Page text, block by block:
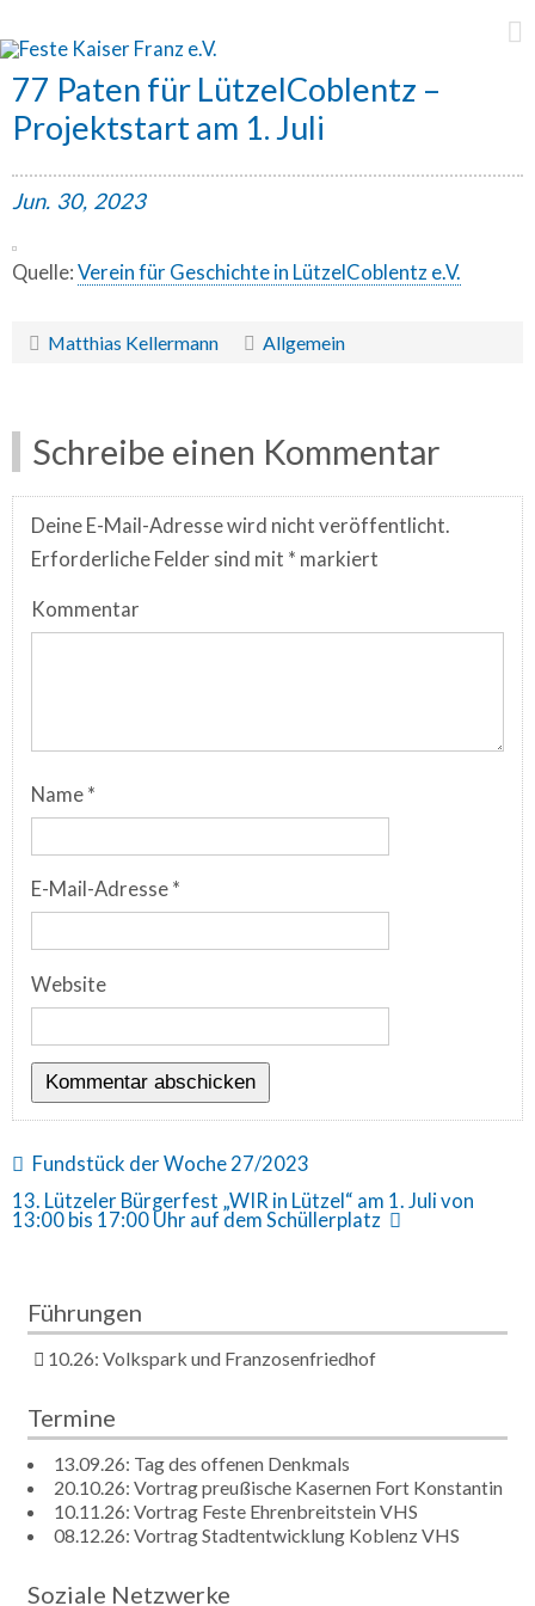
77 Paten für LützelCoblentz –
Projektstart am 1. Juli
Jun. 30, 2023
Quelle: Verein für Geschichte in LützelCoblentz e.V.
Matthias Kellermann Allgemein
Schreibe einen Kommentar
Deine E-Mail-Adresse wird nicht veröffentlicht.
Erforderliche Felder sind mit * markiert
Kommentar
Name *
E-Mail-Adresse *
Website
Fundstück der Woche 27/2023
13. Lützeler Bürgerfest „WIR in Lützel“ am 1. Juli von
13:00 bis 17:00 Uhr auf dem Schüllerplatz
Führungen
10.26: Volkspark und Franzosenfriedhof
Termine
13.09.26: Tag des offenen Denkmals
20.10.26: Vortrag preußische Kasernen Fort Konstantin
10.11.26: Vortrag Feste Ehrenbreitstein VHS
08.12.26: Vortrag Stadtentwicklung Koblenz VHS
Soziale Netzwerke